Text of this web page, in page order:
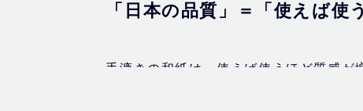
「日本の品質」＝「使えば使
手漉きの和紙は、使えば使うほど質感